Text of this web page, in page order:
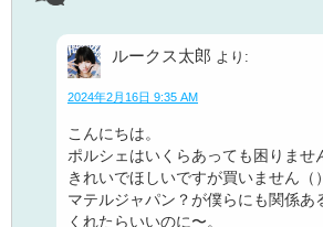
ルークス太郎 より:
2024年2月16日 9:35 AM
こんにちは。
ポルシェはいくらあっても困りませ
きれいでほしいですが買いません（）
マテルジャパン？が僕らにも関係あ
くれたらいいのに〜。